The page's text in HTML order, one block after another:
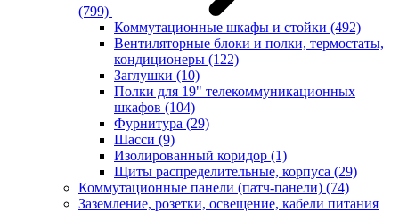
(799)
Коммутационные шкафы и стойки (492)
Вентиляторные блоки и полки, термостаты,
кондиционеры (122)
Заглушки (10)
Полки для 19" телекоммуникационных
шкафов (104)
Фурнитура (29)
Шасси (9)
Изолированный коридор (1)
Щиты распределительные, корпуса (29)
Коммутационные панели (патч-панели) (74)
Заземление, розетки, освещение, кабели питания